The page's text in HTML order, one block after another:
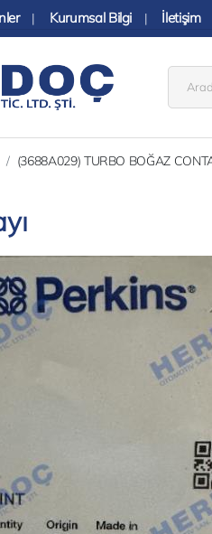
| Kurumsal Bilgi | İletişim
(3688A029) TURBO BOĞAZ